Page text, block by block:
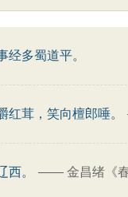
经多蜀道平。
红茸，笑向檀郎唾。
西。 —— 金昌绪《